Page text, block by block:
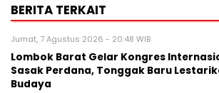
BERITA TERKAIT
Jumat, 7 Agustus 2026 - 20:48 WIB
Lombok Barat Gelar Kongres
Sasak Perdana, Tonggak Baru
Budaya